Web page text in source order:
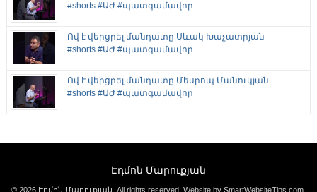
#shorts #ԱԺ #պատգամավոր
Ով է վերցրել մանդատը Սևակ Խաչատրյան
#shorts #ԱԺ #պատգամավոր
Ով է վերցրել մանդատը Մեսրոպ Մանուկյան
#shorts #ԱԺ #պատգամավոր
Էդմոն Մարուքյան
© 2026 Էդմոն Մարուքյան. All rights reserved. Website by SmartWebsiteTips.com